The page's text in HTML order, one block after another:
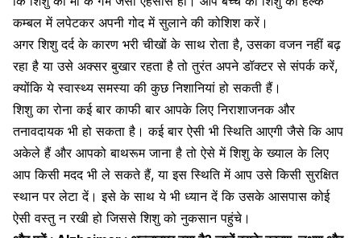
कम्बल में लपेटकर अपनी गोद में सुलाने की कोशिश करें।
अगर शिशु दर्द के कारण भरी चीखों के साथ रोता है, उसका वजन नहीं बढ़
रहा है या उसे अक्सर बुखार रहता है तो तुरंत अपने डॉक्टर से संपर्क करें,
क्योंकि ये स्वास्थ्य समस्या की कुछ निशानियां हो सकती हैं।
शिशु का रोना कई बार काफी बार आपके लिए निराशाजनक और
तनावदायक भी हो सकता है। कई बार ऐसी भी स्थिति आएगी जैसे कि आप
अकेले हैं और आपको बाथरूम जाना है तो ऐसे में शिशु के ख्याल के लिए
आप किसी मदद भी ले सकते हैं, या इस स्थिति में आप उसे किसी सुरक्षित
स्थान पर लेटा दें। इसे के साथ ये भी ध्यान दें कि उसके आसपास कोई
ऐसी वस्तु न रखी हो जिससे शिशु को नुकसान पहुंचे।